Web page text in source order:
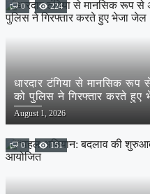
0 224
धारदार टंगिया से मानसिक
को पुलिस ने गिरफ्तार करते हुए
Posted
on
August 1, 2026
0 151